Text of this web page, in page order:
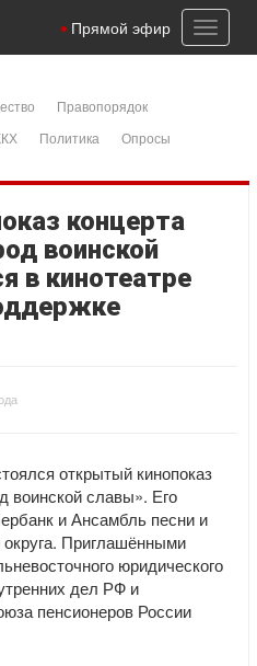
Toggle
Прямой эфир
Правопорядок
Политика
Опросы
концерта
воинской
в кинотеатре
открытый кинопоказ
воинской славы». Его
и Ансамбль песни и
округа. Приглашёнными
юридического
дел РФ и
пенсионеров России